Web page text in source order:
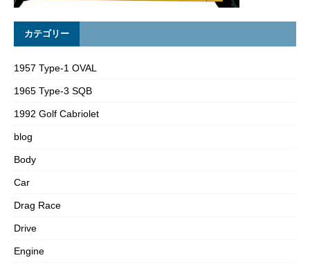
カテゴリー
1957 Type-1 OVAL
1965 Type-3 SQB
1992 Golf Cabriolet
blog
Body
Car
Drag Race
Drive
Engine